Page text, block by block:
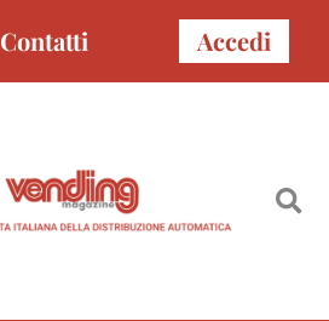
Contatti Accedi